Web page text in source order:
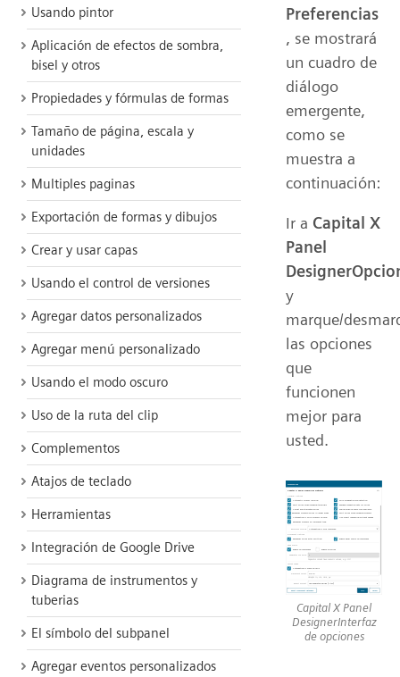
Usando pintor
Aplicación de efectos de sombra,
bisel y otros
Propiedades y fórmulas de formas
Tamaño de página, escala y
unidades
Multiples paginas
Exportación de formas y dibujos
Crear y usar capas
Usando el control de versiones
Agregar datos personalizados
Agregar menú personalizado
Usando el modo oscuro
Uso de la ruta del clip
Complementos
Atajos de teclado
Herramientas
Integración de Google Drive
Diagrama de instrumentos y
tuberias
El símbolo del subpanel
Agregar eventos personalizados
Preferencias
, se mostrará
un cuadro de
diálogo
emergente,
como se
muestra a
continuación:
Ir a Capital X
Panel
y
marque/
las opciones
que
funcionen
mejor para
usted.
Capital X Panel
DesignerInterfaz
de opciones